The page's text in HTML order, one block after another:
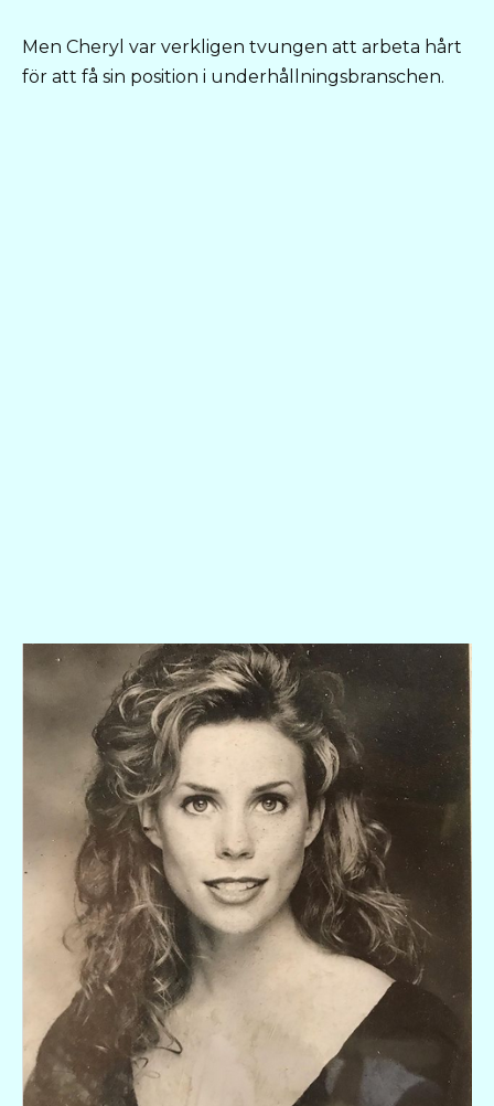
Men Cheryl var verkligen tvungen att arbeta hårt
för att få sin position i underhållningsbranschen.